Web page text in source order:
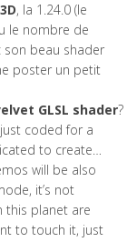
, la 1.24.0 (le
le nombre de
son beau shader
poster un petit
GLSL shader?
just coded for a
to create…
will be also
it’s not
this planet are
to touch it, just